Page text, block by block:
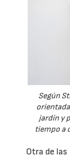
Según
jardín y
tiempo a
Otra de